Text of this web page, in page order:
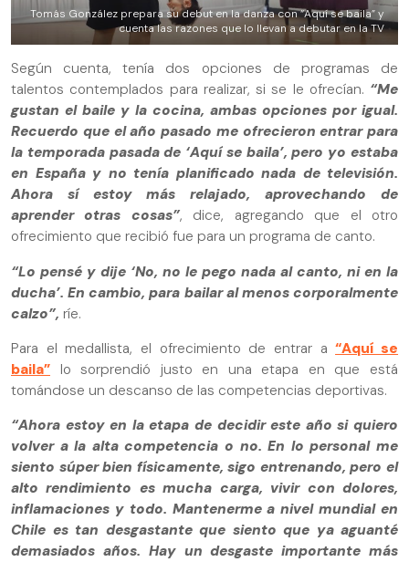
Tomás González prepara su debut en la danza con “Aquí se baila” y
cuenta las razones que lo llevan a debutar en la TV
Según cuenta, tenía dos opciones de programas de
talentos contemplados para realizar, si se le ofrecían. “Me
gustan el baile y la cocina, ambas opciones por igual.
Recuerdo que el año pasado me ofrecieron entrar para
la temporada pasada de ‘Aquí se baila’, pero yo estaba
en España y no tenía planificado nada de televisión.
Ahora sí estoy más relajado, aprovechando de
aprender otras cosas”, dice, agregando que el otro
ofrecimiento que recibió fue para un programa de canto.
“Lo pensé y dije ‘No, no le pego nada al canto, ni en la
ducha’. En cambio, para bailar al menos corporalmente
calzo”, ríe.
Para el medallista, el ofrecimiento de entrar a“Aquí se
baila” lo sorprendió justo en una etapa en que está
tomándose un descanso de las competencias deportivas.
“Ahora estoy en la etapa de decidir este año si quiero
volver a la alta competencia o no. En lo personal me
siento súper bien físicamente, sigo entrenando, pero el
alto rendimiento es mucha carga, vivir con dolores,
inflamaciones y todo. Mantenerme a nivel mundial en
Chile es tan desgastante que siento que ya aguanté
demasiados años. Hay un desgaste importante más